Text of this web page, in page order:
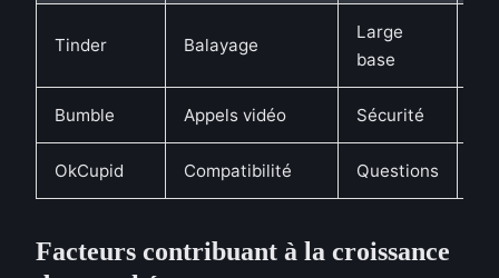
Tinder Balayage
Large
base
Bumble Appels vidéo Sécurité
OkCupid Compatibilité Questions
Facteurs contribuant à la croissance